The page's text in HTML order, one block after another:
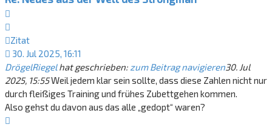
Zitat
30. Jul 2025, 16:11
DrögelRiegelhat geschrieben: zum Beitrag navigieren30. Jul
2025, 15:55Weil jedem klar sein sollte, dass diese Zahlen nicht nur
durch fleißiges Training und frühes Zubettgehen kommen.
Also gehst du davon aus das alle „gedopt“ waren?